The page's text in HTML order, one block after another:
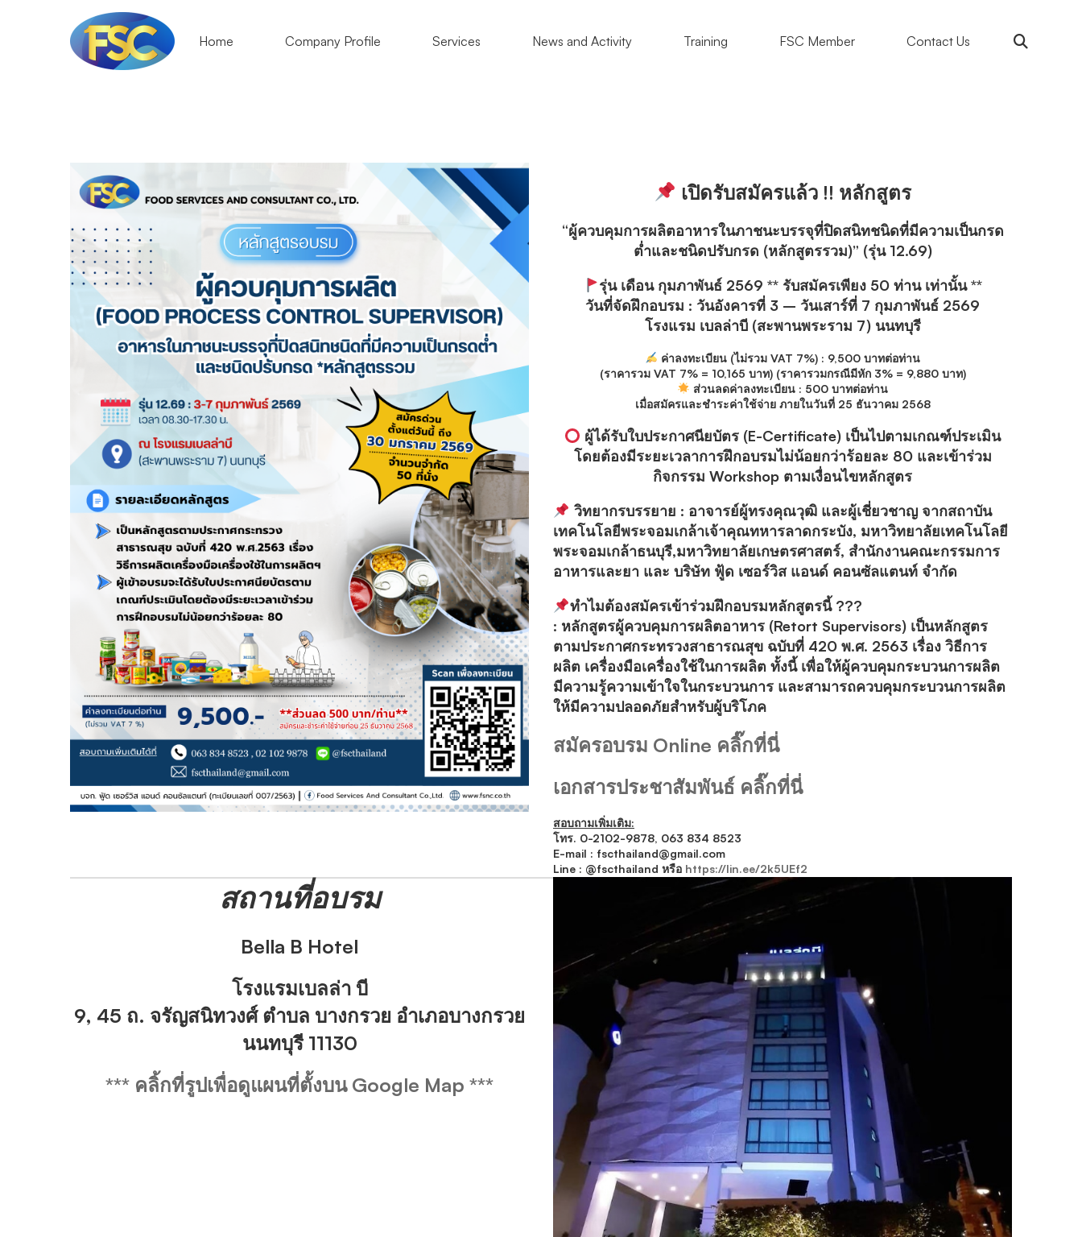
Home Company Profile Services News and Activity Training FSC Member Contact Us
FOOD
PROCESS
CONTROL
SUPERVISOR
หลักสูตร
รวม
เปิดรับสมัครแล้ว !! หลักสูตร
“ผู้ควบคุมการผลิตอาหารในภาชนะบรรจุที่ปิดสนิทชนิดที่มีความเป็นกรด
ต่ำและชนิดปรับกรด (หลักสูตรรวม)” (รุ่น 12.69)
รุ่น เดือน กุมภาพันธ์ 2569 ** รับสมัครเพียง 50 ท่าน เท่านั้น **
วันที่จัดฝึกอบรม : วันอังคารที่ 3 – วันเสาร์ที่ 7 กุมภาพันธ์ 2569
โรงแรม เบลล่าบี (สะพานพระราม 7) นนทบุรี
ค่าลงทะเบียน (ไม่รวม VAT 7%) : 9,500 บาทต่อท่าน
(ราคารวม VAT 7% = 10,165 บาท) (ราคารวมกรณีมีหัก 3% = 9,880 บาท)
ส่วนลดค่าลงทะเบียน : 500 บาทต่อท่าน
เมื่อสมัครและชำระค่าใช้จ่าย ภายในวันที่ 25 ธันวาคม 2568
ผู้ได้รับใบประกาศนียบัตร (E-Certificate) เป็นไปตามเกณฑ์ประเมิน
โดยต้องมีระยะเวลาการฝึกอบรมไม่น้อยกว่าร้อยละ 80 และเข้าร่วม
กิจกรรม Workshop ตามเงื่อนไขหลักสูตร
วิทยากรบรรยาย : อาจารย์ผู้ทรงคุณวุฒิ และผู้เชี่ยวชาญ จากสถาบัน
เทคโนโลยีพระจอมเกล้าเจ้าคุณทหารลาดกระบัง, มหาวิทยาลัยเทคโนโลยี
พระจอมเกล้าธนบุรี,มหาวิทยาลัยเกษตรศาสตร์, สำนักงานคณะกรรมการ
อาหารและยา และ บริษัท ฟู้ด เซอร์วิส แอนด์ คอนซัลแตนท์ จำกัด
ทำไมต้องสมัครเข้าร่วมฝึกอบรมหลักสูตรนี้ ???
: หลักสูตรผู้ควบคุมการผลิตอาหาร (Retort Supervisors) เป็นหลักสูตร
ตามประกาศกระทรวงสาธารณสุข ฉบับที่ 420 พ.ศ. 2563 เรื่อง วิธีการ
ผลิต เครื่องมือเครื่องใช้ในการผลิต ทั้งนี้ เพื่อให้ผู้ควบคุมกระบวนการผลิต
มีความรู้ความเข้าใจในกระบวนการ และสามารถควบคุมกระบวนการผลิต
ให้มีความปลอดภัยสำหรับผู้บริโภค
สมัครอบรม Online คลิ๊กที่นี่
เอกสารประชาสัมพันธ์ คลิ๊กที่นี่
สอบถามเพิ่มเติม:
โทร. 0-2102-9878, 063 834 8523
E-mail : fscthailand@gmail.com
Line : @fscthailand หรือ https://lin.ee/2k5UEf2
สถานที่อบรม
Bella B Hotel
โรงแรมเบลล่า บี
9, 45 ถ. จรัญสนิทวงศ์ ตำบล บางกรวย อำเภอบางกรวย
นนทบุรี 11130
*** คลิ้กที่รูปเพื่อดูแผนที่ตั้งบน Google Map ***